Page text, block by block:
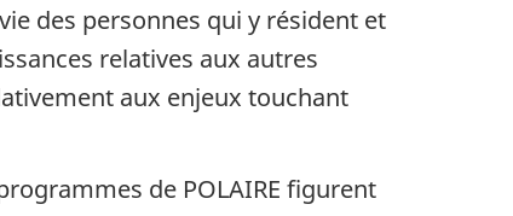
des personnes qui y résident et
relatives aux autres
aux enjeux touchant
de POLAIRE figurent